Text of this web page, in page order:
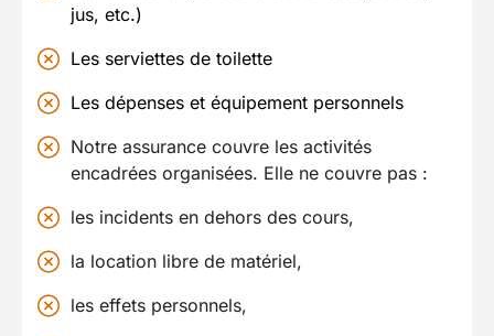
jus, etc.)
Les serviettes de toilette
Les dépenses et équipement personnels
Notre assurance couvre les activités
encadrées organisées. Elle ne couvre pas :
les incidents en dehors des cours,
la location libre de matériel,
les effets personnels,